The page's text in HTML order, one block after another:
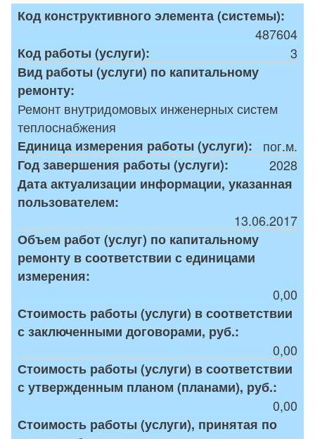
Код конструктивного элемента (системы):
487604
Код работы (услуги):
3
Вид работы (услуги) по капитальному
ремонту:
Ремонт внутридомовых инженерных систем
теплоснабжения
Единица измерения работы (услуги):
пог.м.
Год завершения работы (услуги):
2028
Дата актуализации информации, указанная
пользователем:
13.06.2017
Объем работ (услуг) по капитальному
ремонту в соответствии с единицами
измерения:
0,00
Стоимость работы (услуги) в соответствии
с заключенными договорами, руб.:
0,00
Стоимость работы (услуги) в соответствии
с утвержденным планом (планами), руб.:
0,00
Стоимость работы (услуги), принятая по